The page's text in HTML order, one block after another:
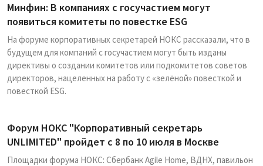
Минфин: В компаниях с госучастием могут
появиться комитеты по повестке ESG
На форуме корпоративных секретарей НОКС рассказали, что в
будущем для компаний с госучастием могут быть изданы
директивы о создании комитетов или подкомитетов советов
директоров, нацеленных на работу с «зелёной» повесткой и
повесткой ESG.
Форум НОКС "Корпоративный секретарь
UNLIMITED" пройдет с 8 по 10 июля в Москве
Площадки форума НОКС: Сбербанк Agile Home, ВДНХ, павильон